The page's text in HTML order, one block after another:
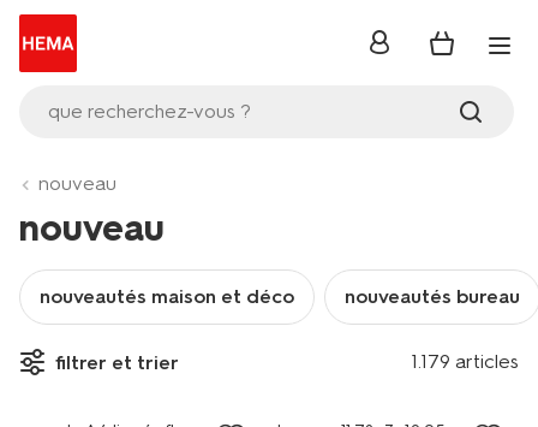
que recherchez-vous ?
se
nouveau
nouveau
nouveautés maison et déco nouveautés bureau
filtrer et trier 1.179 articles
nouveau